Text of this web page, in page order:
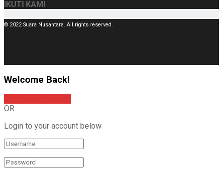
IKUTI KAMI
© 2022 Suara Nusantara. All rights reserved.
Welcome Back!
OR
Login to your account below